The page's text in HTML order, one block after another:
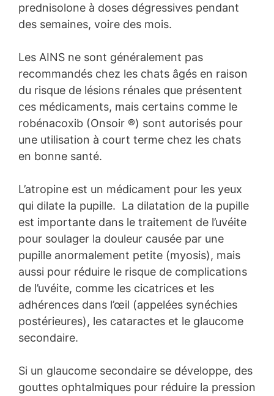
prednisolone à doses dégressives pendant
des semaines, voire des mois.
Les AINS ne sont généralement pas
recommandés chez les chats âgés en raison
du risque de lésions rénales que présentent
ces médicaments, mais certains comme le
robénacoxib (Onsoir ®) sont autorisés pour
une utilisation à court terme chez les chats
en bonne santé.
L’atropine est un médicament pour les yeux
qui dilate la pupille. La dilatation de la pupille
est importante dans le traitement de l’uvéite
pour soulager la douleur causée par une
pupille anormalement petite (myosis), mais
aussi pour réduire le risque de complications
de l’uvéite, comme les cicatrices et les
adhérences dans l’œil (appelées synéchies
postérieures), les cataractes et le glaucome
secondaire.
Si un glaucome secondaire se développe, des
gouttes ophtalmiques pour réduire la pression